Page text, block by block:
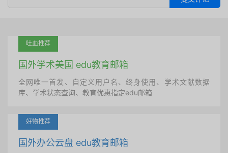
吐血推荐
国外学术美国 edu教育邮箱
全网唯一首发、自定义用户名、终身使用、学术文献数据
库、学术状态查询、教育优惠指定edu邮箱
好物推荐
国外办公云盘 edu教育邮箱